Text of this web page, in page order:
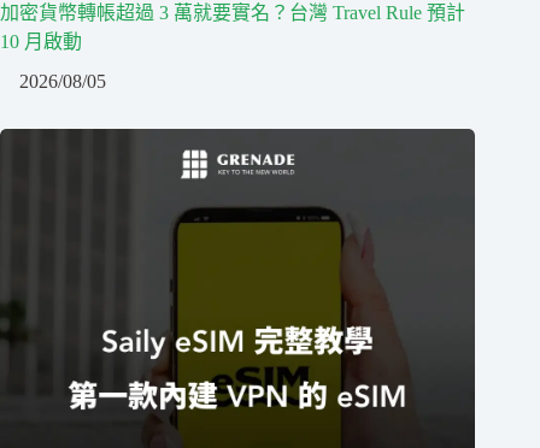
加密貨幣轉帳超過 3 萬就要實名？台灣 Travel Rule 預計
10 月啟動
2026/08/05